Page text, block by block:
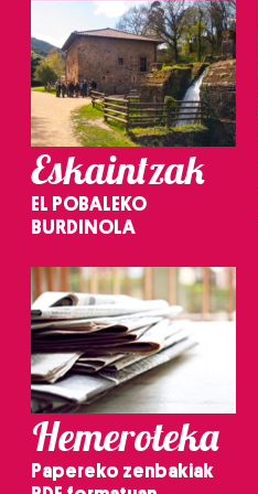
Eskaintzak
EL POBALEKO
BURDINOLA
Hemeroteka
Papereko zenbakiak